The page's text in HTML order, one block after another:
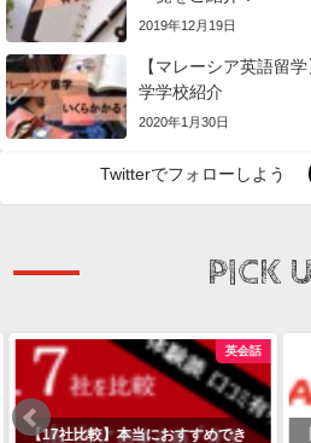
2019年12月19日
【マレーシア英語留
学学校紹介
2020年1月30日
Twitterでフォローしよう
PICK
英会話
【17社比較】本当におすすめでき